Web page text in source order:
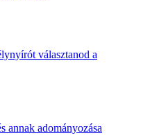
választanod a
annak adományozása